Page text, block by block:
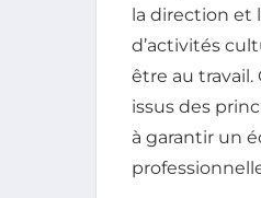
la direction et
d’activités
être au
issus des
à garantir un